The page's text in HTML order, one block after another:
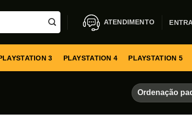
ATENDIMENTO
3 PLAYSTATION 4 PLAYSTATION 5